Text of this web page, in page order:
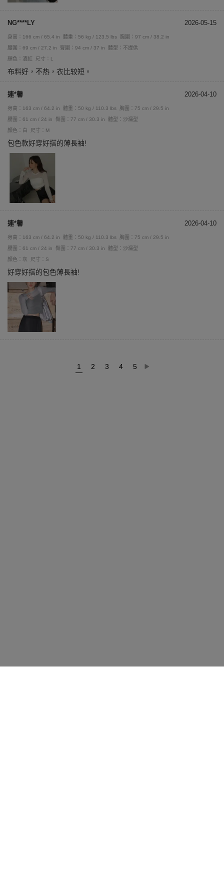
NG****LY 2026-05-15
身高：166 cm / 65.4 in 體重：56 kg / 123.5 lbs
胸圍：97 cm / 38.2 in
腰圍：69 cm / 27.2 in
臀圍：94 cm / 37 in
體型：不提供
顏色：酒紅
尺寸：L
布料好，不热，衣比较短。
連*馨 2026-04-10
身高：163 cm / 64.2 in 體重：50 kg / 110.3 lbs
胸圍：75 cm / 29.5 in
腰圍：61 cm / 24 in
臀圍：77 cm / 30.3 in
體型：沙漏型
顏色：白
尺寸：M
包色款好穿好搭的薄長袖!
連*馨 2026-04-10
身高：163 cm / 64.2 in 體重：50 kg / 110.3 lbs
胸圍：75 cm / 29.5 in
腰圍：61 cm / 24 in
臀圍：77 cm / 30.3 in
體型：沙漏型
顏色：灰
尺寸：S
好穿好搭的包色薄長袖!
1 2 3 4 5